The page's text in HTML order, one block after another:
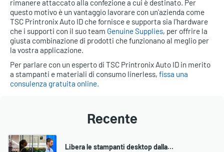
rimanere attaccato alla confezione a cui è destinato. Per
questo motivo è un vantaggio lavorare con un'azienda come
TSC Printronix Auto ID che fornisce e supporta sia l'hardware
che i supporti con il suo team Genuine Supplies, per offrire la
giusta combinazione di prodotti che funzionano al meglio per
la vostra applicazione.
Per parlare con un esperto di TSC Printronix Auto ID in merito
a stampanti e materiali di consumo linerless, fissa una
consulenza gratuita online.
Recente
Libera le stampanti desktop dalla…